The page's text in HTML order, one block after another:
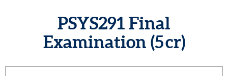
PSYS291 Final
Examination (5 cr)